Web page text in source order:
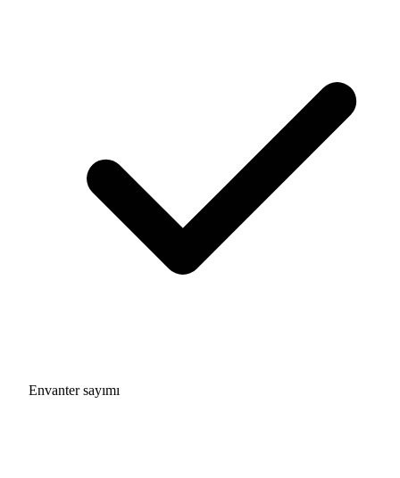
Envanter sayımı